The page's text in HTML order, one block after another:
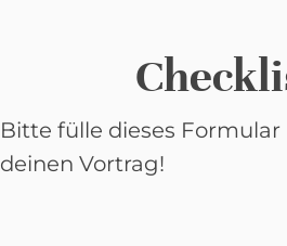
Bitte fülle dieses Formular
deinen Vortrag!